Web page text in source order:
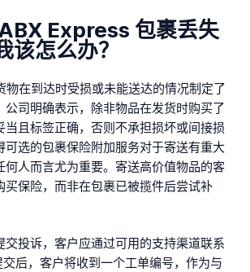
Express 包裹丢失
该怎么办？
物在到达时受损或未能送达的情况制定了
公司明确表示，除非物品在发货时购买了
当且标签正确，否则不承担损坏或间接损
可选的包裹保险附加服务对于寄送有重大
何人而言尤为重要。寄送高价值物品的客
买保险，而非在包裹已被揽件后尝试补
交投诉，客户应通过可用的支持渠道联系
后，客户将收到一个工单编号，作为与